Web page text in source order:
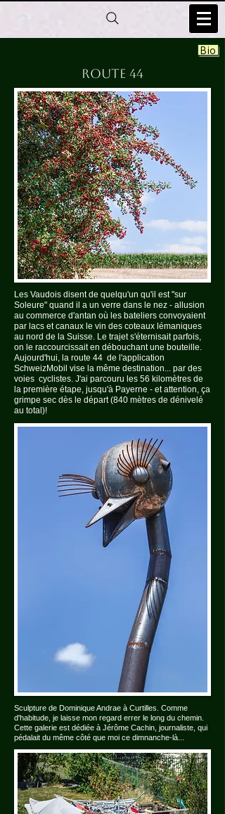
Bio
Route 44
Les Vaudois disent de quelqu'un qu'il est "sur
Soleure" quand il a un verre dans le nez - allusion
au commerce d'antan où les bateliers convoyaient
par lacs et canaux le vin des coteaux lémaniques
au nord de la Suisse. Le trajet s'éternisait parfois,
on le raccourcissait en débouchant une bouteille.
Aujourd'hui, la route 44 de l'application
SchweizMobil vise la même destination... par des
voies cyclistes. J'ai parcouru les 56 kilomètres de
la première étape, jusqu'à Payerne - et attention, ça
grimpe sec dès le départ (840 mètres de dénivelé
au total)!
Sculpture de Dominique Andrae à Curtilles. Comme
d'habitude, je laisse mon regard errer le long du chemin.
Cette galerie est dédiée à Jérôme Cachin, journaliste, qui
pédalait du même côté que moi ce dimnanche-là...